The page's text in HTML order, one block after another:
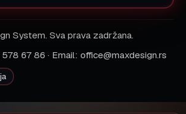
System. Sva prava zadržana.
67 86 · Email: office@maxdesign.rs